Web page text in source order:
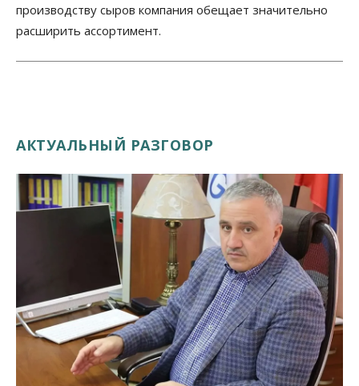
производству сыров компания обещает значительно
расширить ассортимент.
АКТУАЛЬНЫЙ РАЗГОВОР